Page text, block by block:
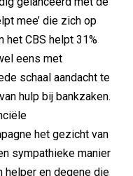
mee’ die zich op
het CBS helpt 31%
eens met
schaal aandacht te
hulp bij bankzaken.
het gezicht van
sympathieke manier
helper en degene die